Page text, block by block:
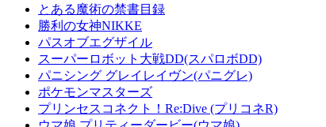
とある魔術の禁書目録
勝利の女神NIKKE
パスオブエグザイル
スーパーロボット大戦DD(スパロボDD)
パニシング グレイレイヴン(パニグレ)
ポケモンマスターズ
プリンセスコネクト！Re:Dive (プリコネR)